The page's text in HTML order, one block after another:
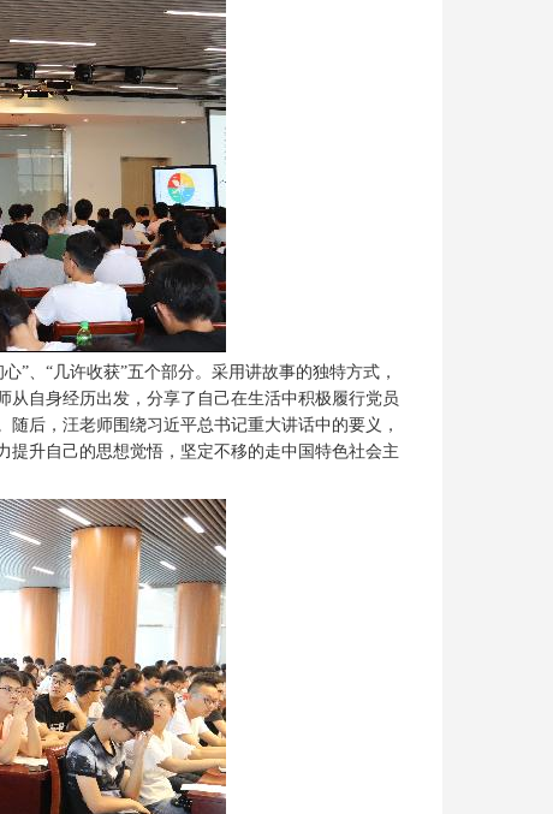
”、“几许收获”五个部分。采用讲故事的独特方式，
自身经历出发，分享了自己在生活中积极履行党员
后，汪老师围绕习近平总书记重大讲话中的要义，
升自己的思想觉悟，坚定不移的走中国特色社会主